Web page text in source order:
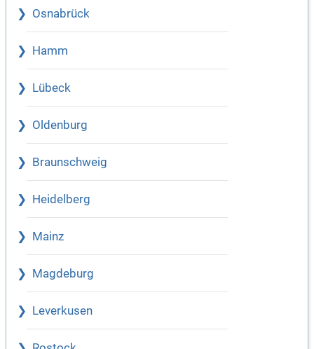
Osnabrück
Hamm
Lübeck
Oldenburg
Braunschweig
Heidelberg
Mainz
Magdeburg
Leverkusen